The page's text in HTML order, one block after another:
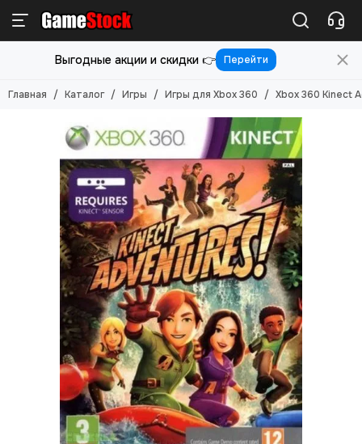
Игры
Смотреть все товары
Игры для PlayStation 5
Игры для PlayStation 3
Игры для PlayStation 2
Игры для Nintendo Switch 2
Игры для Nintendo Switch
Игры для Nintendo 3DS
Игры для Xbox ONE/SERIES S/X
Игры для Xbox Original
Игры для Xbox 360
Игры для Sony PS Vita
Игры для Sony PSP
Игры (Картриджи) для 8-бит
Игры (картриджи) для Sega Mega Drive 16-бит
Игры под VR
Выгодные акции и скидки 👉 Перейти
Главная Каталог Игры Игры для Xbox 360 Xbox 360 Kinect